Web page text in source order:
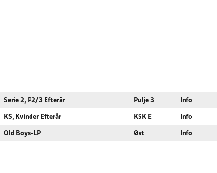
Serie 2, P2/3 Efterår Pulje 3 Info
KS, Kvinder Efterår KSK E Info
Old Boys-LP Øst Info